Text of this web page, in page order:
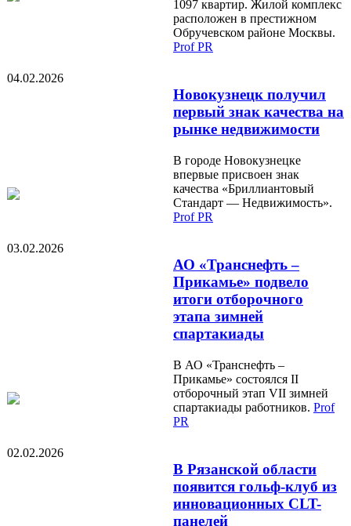
1097 квартир. Жилой комплекс
расположен в престижном
Обручевском районе Москвы.
Prof PR
04.02.2026
Новокузнецк получил
первый знак качества на
рынке недвижимости
В городе Новокузнецке
впервые присвоен знак
качества «Бриллиантовый
Стандарт — Недвижимость».
Prof PR
03.02.2026
АО «Транснефть –
Прикамье» подвело
итоги отборочного
этапа зимней
спартакиады
В АО «Транснефть –
Прикамье» состоялся II
отборочный этап VII зимней
спартакиады работников. Prof
PR
02.02.2026
В Рязанской области
появится гольф-клуб из
инновационных CLT-
панелей